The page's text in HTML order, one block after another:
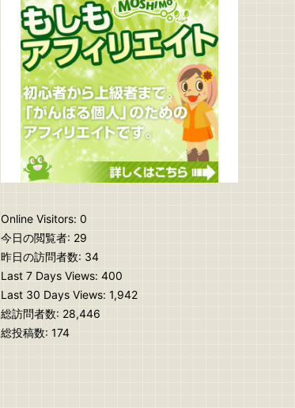
Online Visitors: 0
今日の閲覧者: 29
昨日の訪問者数: 34
Last 7 Days Views: 400
Last 30 Days Views: 1,942
総訪問者数: 28,446
総投稿数: 174